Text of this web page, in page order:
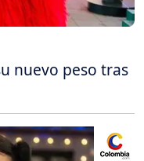
nuevo peso tras